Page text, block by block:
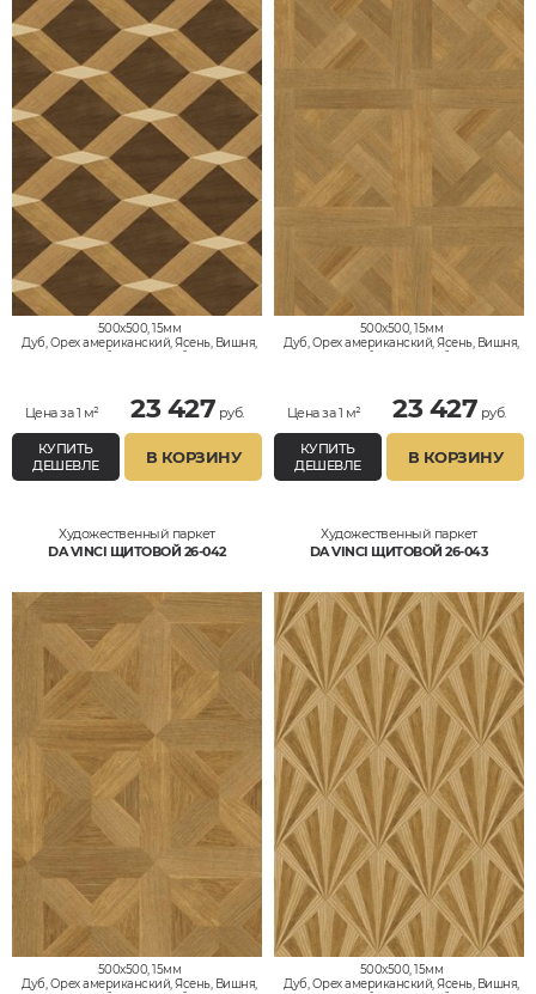
500x500, 15мм
Дуб, Орех американский, Ясень, Вишня,
Цена за 1 м² 23 427 руб.
КУПИТЬ
ДЕШЕВЛЕ
В КОРЗИНУ
500x500, 15мм
Дуб, Орех американский, Ясень, Вишня,
Цена за 1 м² 23 427 руб.
КУПИТЬ
ДЕШЕВЛЕ
В КОРЗИНУ
Художественный паркет
DA VINCI ЩИТОВОЙ 26-042
500x500, 15мм
Дуб, Орех американский, Ясень, Вишня,
Художественный паркет
DA VINCI ЩИТОВОЙ 26-043
500x500, 15мм
Дуб, Орех американский, Ясень, Вишня,